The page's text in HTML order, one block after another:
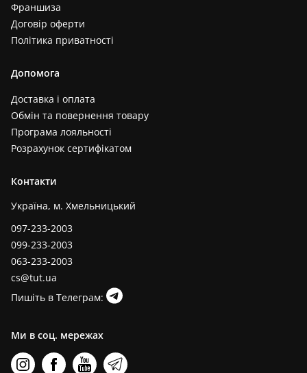
Франшиза
Договір оферти
Політика приватності
Допомога
Доставка і оплата
Обмін та повернення товару
Програма лояльності
Розрахунок сертифікатом
Контакти
Україна, м. Хмельницький
097-233-2003
099-233-2003
063-233-2003
cs@tut.ua
Пишіть в Телеграм:
Ми в соц. мережах